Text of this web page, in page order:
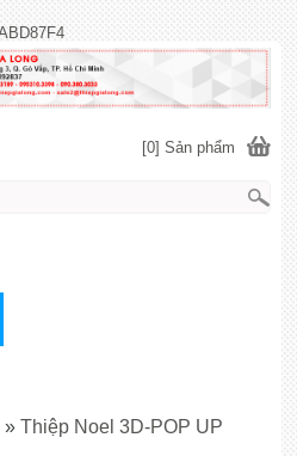
» Thiệp Noel 3D-POP UP
[0] Sản phẩm